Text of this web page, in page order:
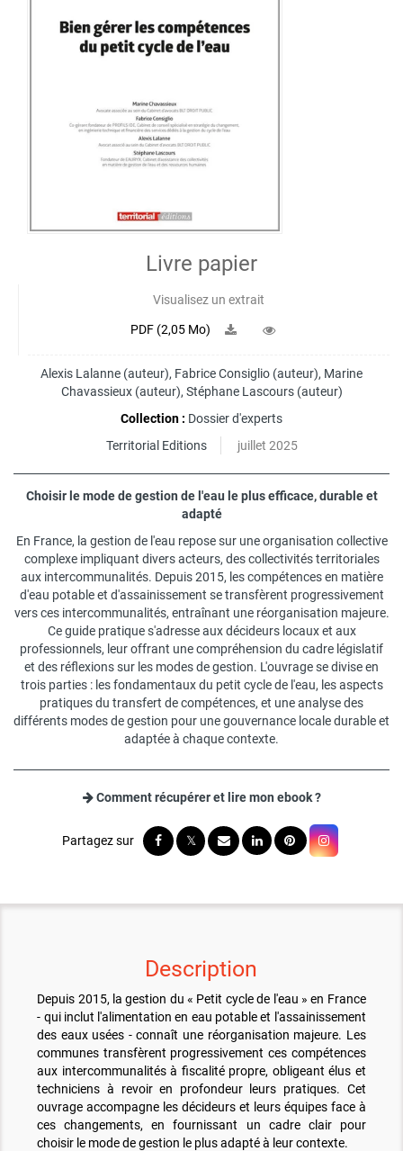
Livre papier
Visualisez un extrait
PDF (2,05 Mo)
Alexis Lalanne (auteur), Fabrice Consiglio (auteur), Marine
Chavassieux(auteur), Stéphane Lascours(auteur)
Collection : Dossier d'experts
Territorial Editions
juillet 2025
Choisir le mode de gestion de l'eau le plus efficace, durable et
adapté
En France, la gestion de l'eau repose sur une organisation collective
complexe impliquant divers acteurs, des collectivités territoriales
aux intercommunalités. Depuis 2015, les compétences en matière
d'eau potable et d'assainissement se transfèrent progressivement
vers ces intercommunalités, entraînant une réorganisation majeure.
Ce guide pratique s'adresse aux décideurs locaux et aux
professionnels, leur offrant une compréhension du cadre législatif
et des réflexions sur les modes de gestion. L'ouvrage se divise en
trois parties : les fondamentaux du petit cycle de l'eau, les aspects
pratiques du transfert de compétences, et une analyse des
différents modes de gestion pour une gouvernance locale durable et
adaptée à chaque contexte.
Comment récupérer et lire mon ebook ?
Description
Depuis 2015, la gestion du « Petit cycle de l'eau » en France
- qui inclut l'alimentation en eau potable et l'assainissement
des eaux usées - connaît une réorganisation majeure. Les
communes transfèrent progressivement ces compétences
aux intercommunalités à fiscalité propre, obligeant élus et
techniciens à revoir en profondeur leurs pratiques. Cet
ouvrage accompagne les décideurs et leurs équipes face à
ces changements, en fournissant un cadre clair pour
choisir le mode de gestion le plus adapté à leur contexte.